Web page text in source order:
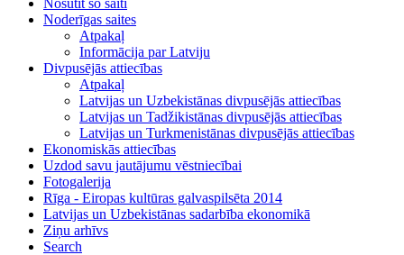
Nosūtīt šo saiti
Noderīgas saites
Atpakaļ
Informācija par Latviju
Divpusējās attiecības
Atpakaļ
Latvijas un Uzbekistānas divpusējās attiecības
Latvijas un Tadžikistānas divpusējās attiecības
Latvijas un Turkmenistānas divpusējās attiecības
Ekonomiskās attiecības
Uzdod savu jautājumu vēstniecībai
Fotogalerija
Rīga - Eiropas kultūras galvaspilsēta 2014
Latvijas un Uzbekistānas sadarbība ekonomikā
Ziņu arhīvs
Search